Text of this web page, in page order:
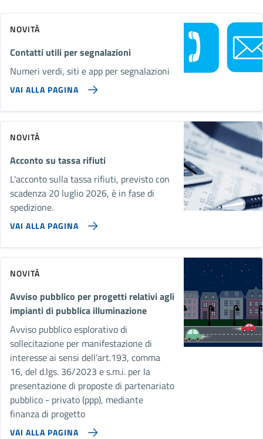
NOVITÀ
Contatti utili per segnalazioni
Numeri verdi, siti e app per segnalazioni
VAI ALLA PAGINA
NOVITÀ
Acconto su tassa rifiuti
L'acconto sulla tassa rifiuti, previsto con
scadenza 20 luglio 2026, è in fase di
spedizione.
VAI ALLA PAGINA
NOVITÀ
Avviso pubblico per progetti relativi agli
impianti di pubblica illuminazione
Avviso pubblico esplorativo di
sollecitazione per manifestazione di
interesse ai sensi dell’art.193, comma
16, del d.lgs. 36/2023 e s.m.i. per la
presentazione di proposte di partenariato
pubblico - privato (ppp), mediante
finanza di progetto
VAI ALLA PAGINA